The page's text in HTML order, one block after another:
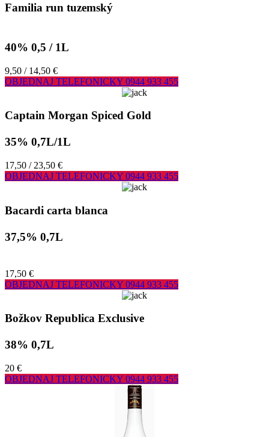
Familia run tuzemský
40% 0,5 / 1L
9,50 / 14,50 €
OBJEDNAJ TELEFONICKY 0944 933 455
Captain Morgan Spiced Gold
35% 0,7L/1L
17,50 / 23,50 €
OBJEDNAJ TELEFONICKY 0944 933 455
Bacardi carta blanca
37,5% 0,7L
17,50 €
OBJEDNAJ TELEFONICKY 0944 933 455
Božkov Republica Exclusive
38% 0,7L
20 €
OBJEDNAJ TELEFONICKY 0944 933 455